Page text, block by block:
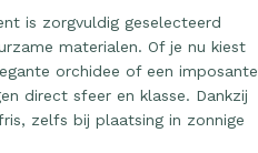
is zorgvuldig geselecteerd
materialen. Of je nu kiest
orchidee of een imposante
direct sfeer en klasse. Dankzij
zelfs bij plaatsing in zonnige